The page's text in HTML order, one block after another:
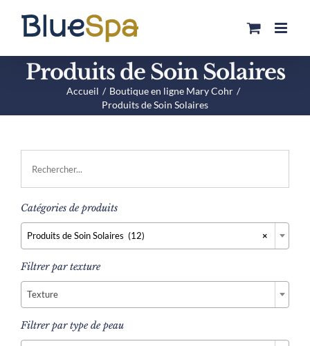
contenu
Produits de Soin Solaires
Accueil
Boutique en ligne Mary Cohr
Produits de Soin Solaires
Catégories de produits
×
Produits de Soin Solaires (12)
Filtrer par texture
Texture
Filtrer par type de peau